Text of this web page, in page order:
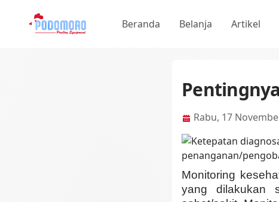
Beranda Belanja Artikel
Rabu, 17
Monitoring
yang dilakukan